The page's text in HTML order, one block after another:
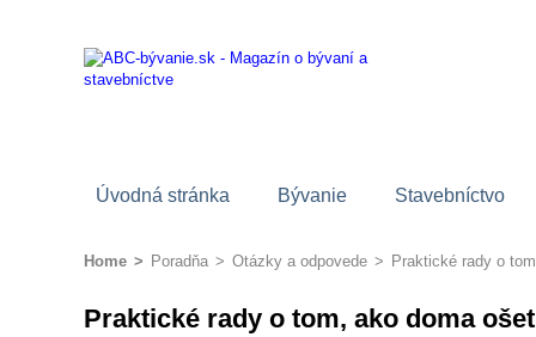
Úvodná stránka Bývanie Stavebníctvo
Home > Poradňa > Otázky a odpovede > Praktické rady o
Praktické rady o tom, ako doma